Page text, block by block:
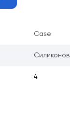
Case
4